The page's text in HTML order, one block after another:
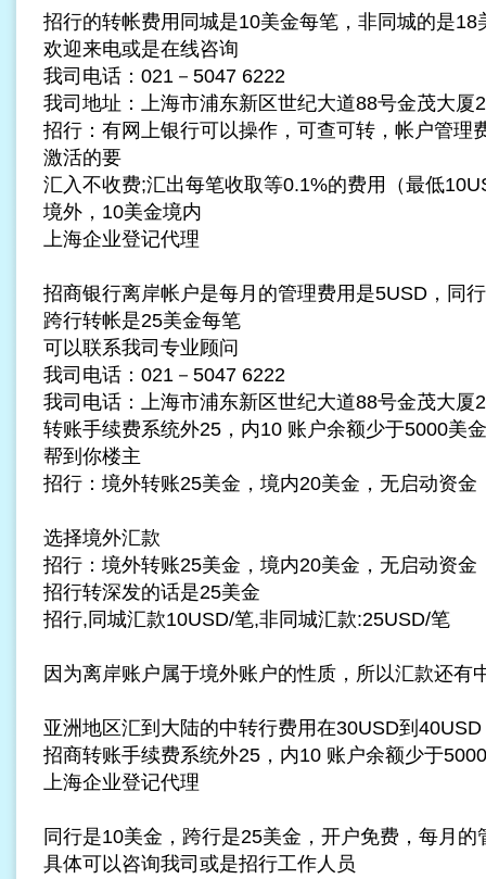
招行的转帐费用同城是10美金每笔，非同城的是18
欢迎来电或是在线咨询
我司电话：021－5047 6222
我司地址：上海市浦东新区世纪大道88号金茂大厦
招行：有网上银行可以操作，可查可转，帐户管理
激活的要
汇入不收费;汇出每笔收取等0.1%的费用（最低
境外，10美金境内
上海企业登记代理
招商银行离岸帐户是每月的管理费用是5USD，同
跨行转帐是25美金每笔
可以联系我司专业顾问
我司电话：021－5047 6222
我司电话：上海市浦东新区世纪大道88号金茂大厦
转账手续费系统外25，内10 账户余额少于5000美
帮到你楼主
招行：境外转账25美金，境内20美金，无启动资金
选择境外汇款
招行：境外转账25美金，境内20美金，无启动资金
招行转深发的话是25美金
招行,同城汇款10USD/笔,非同城汇款:25USD/笔
因为离岸账户属于境外账户的性质，所以汇款还有
亚洲地区汇到大陆的中转行费用在30USD到40USD
招商转账手续费系统外25，内10 账户余额少于
上海企业登记代理
同行是10美金，跨行是25美金，开户免费，每月的
具体可以咨询我司或是招行工作人员